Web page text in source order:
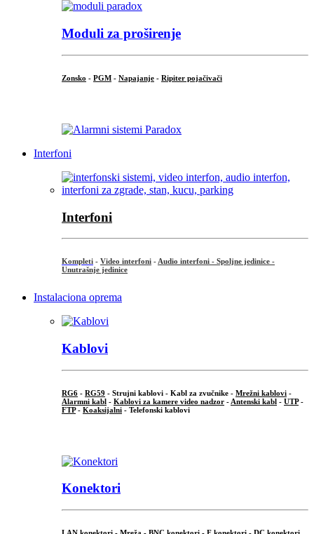
Moduli za proširenje
Zonsko - PGM - Napajanje - Ripiter pojačivači
Interfoni
Interfoni
Kompleti - Video interfoni - Audio interfoni - Spoljne jedinice -
Unutrašnje jedinice
Instalaciona oprema
Kablovi
RG6 - RG59 - Strujni kablovi - Kabl za zvučnike - Mrežni kablovi -
Alarmni kabl - Kablovi za kamere video nadzor - Antenski kabl - UTP-
FTP- Koaksijalni - Telefonski kablovi
Konektori